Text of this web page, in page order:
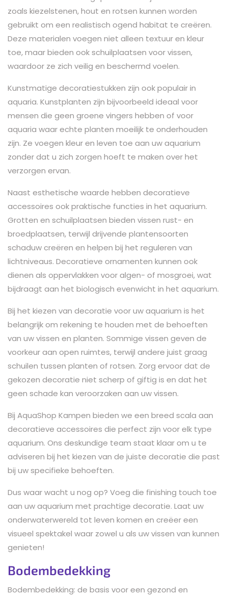
zoals kiezelstenen, hout en rotsen kunnen worden
gebruikt om een ​​realistisch ogend habitat te creëren.
Deze materialen voegen niet alleen textuur en kleur
toe, maar bieden ook schuilplaatsen voor vissen,
waardoor ze zich veilig en beschermd voelen.
Kunstmatige decoratiestukken zijn ook populair in
aquaria. Kunstplanten zijn bijvoorbeeld ideaal voor
mensen die geen groene vingers hebben of voor
aquaria waar echte planten moeilijk te onderhouden
zijn. Ze voegen kleur en leven toe aan uw aquarium
zonder dat u zich zorgen hoeft te maken over het
verzorgen ervan.
Naast esthetische waarde hebben decoratieve
accessoires ook praktische functies in het aquarium.
Grotten en schuilplaatsen bieden vissen rust- en
broedplaatsen, terwijl drijvende plantensoorten
schaduw creëren en helpen bij het reguleren van
lichtniveaus. Decoratieve ornamenten kunnen ook
dienen als oppervlakken voor algen- of mosgroei, wat
bijdraagt ​​aan het biologisch evenwicht in het aquarium.
Bij het kiezen van decoratie voor uw aquarium is het
belangrijk om rekening te houden met de behoeften
van uw vissen en planten. Sommige vissen geven de
voorkeur aan open ruimtes, terwijl andere juist graag
schuilen tussen planten of rotsen. Zorg ervoor dat de
gekozen decoratie niet scherp of giftig is en dat het
geen schade kan veroorzaken aan uw vissen.
Bij AquaShop Kampen bieden we een breed scala aan
decoratieve accessoires die perfect zijn voor elk type
aquarium. Ons deskundige team staat klaar om u te
adviseren bij het kiezen van de juiste decoratie die past
bij uw specifieke behoeften.
Dus waar wacht u nog op? Voeg die finishing touch toe
aan uw aquarium met prachtige decoratie. Laat uw
onderwaterwereld tot leven komen en creëer een
visueel spektakel waar zowel u als uw vissen van kunnen
genieten!
Bodembedekking
Bodembedekking: de basis voor een gezond en